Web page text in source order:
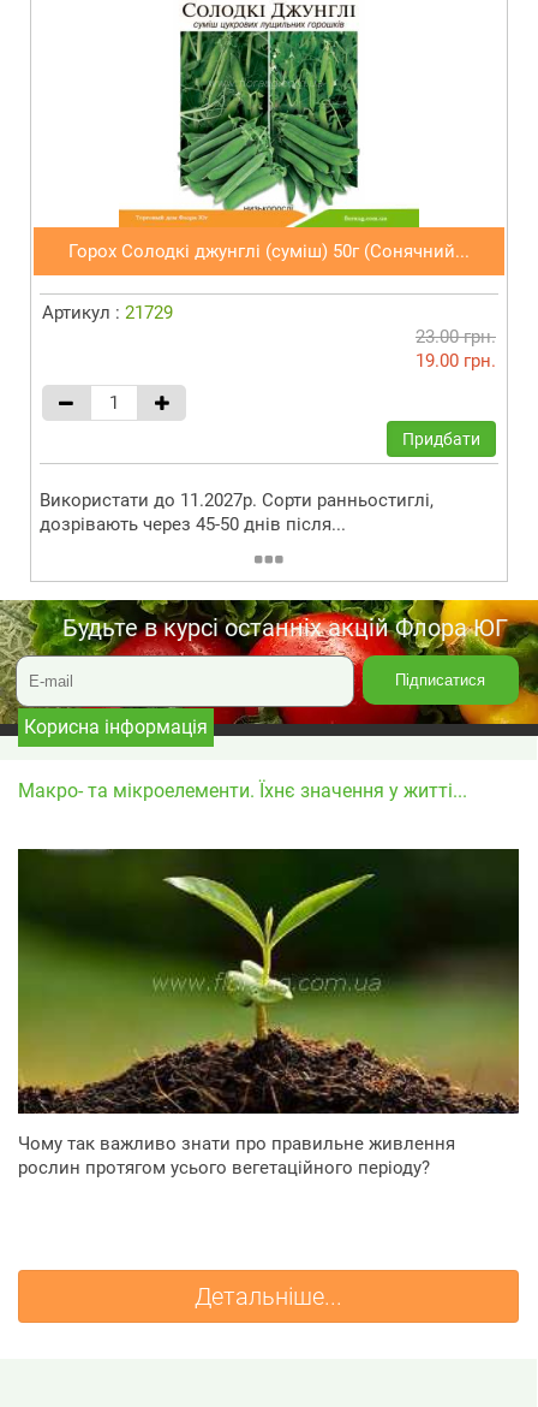
Горох Солодкі джунглі (суміш) 50г (Сонячний...
Артикул : 21729
23.00 грн.
19.00 грн.
Придбати
Використати до 11.2027р. Сорти ранньостиглі,
дозрівають через 45-50 днів після...
Будьте в курсі останніх акцій Флора ЮГ
Корисна інформація
Макро- та мікроелементи. Їхнє значення у житті...
Чому так важливо знати про правильне живлення
рослин протягом усього вегетаційного періоду?
Детальніше...